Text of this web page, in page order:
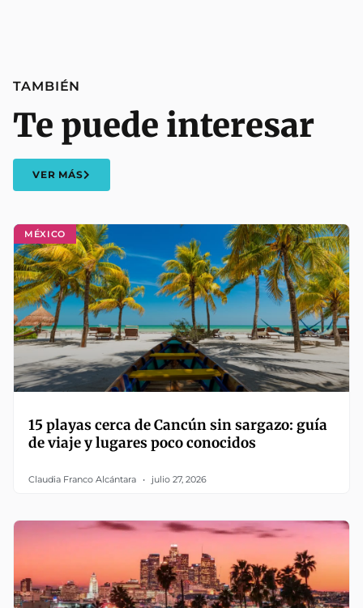
MÉXICO
15 playas cerca de Cancún sin sargazo: guía
de viaje y lugares poco conocidos
Claudia Franco Alcántara julio 27, 2026
TAMBIÉN
Te puede interesar
VER MÁS